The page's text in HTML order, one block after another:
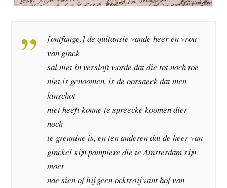
[ontfange,] de quitansie vande heer en vrou
van ginck
sal niet in versloft worde dat die tot noch toe
niet is genoomen, is de oorsaeck dat men
kinschot
niet heeft konne te spreecke koomen dier
noch
te greunine is, en ten anderen dat de heer van
ginckel sijn pampiere die te Amsterdam sijn
moet
nae sien of hij geen ocktroij vant hof van